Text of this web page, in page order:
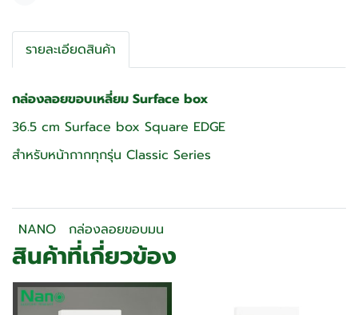
รายละเอียดสินค้า
กล่องลอยขอบเหลี่ยม Surface box
36.5 cm Surface box Square EDGE
สำหรับหน้ากากทุกรุ่น Classic Series
NANO กล่องลอยขอบมน
สินค้าที่เกี่ยวข้อง